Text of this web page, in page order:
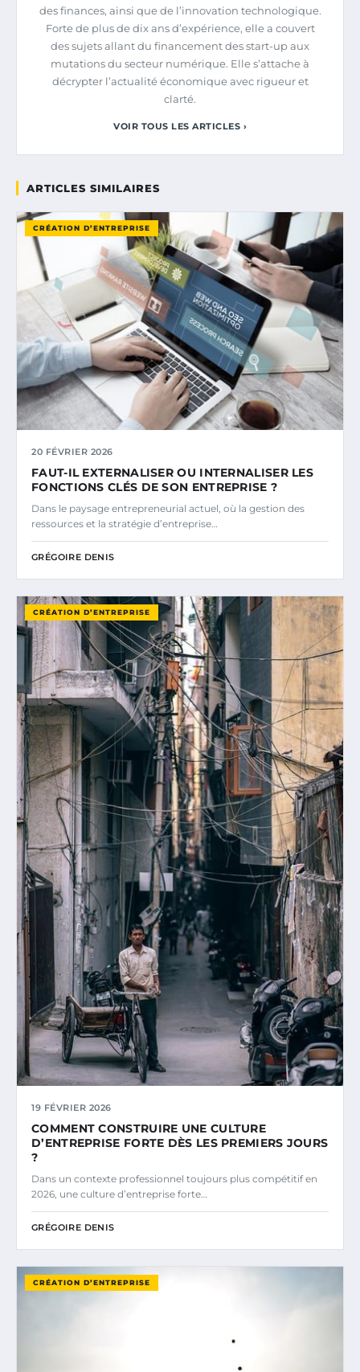
des finances, ainsi que de l’innovation technologique.
Forte de plus de dix ans d’expérience, elle a couvert
des sujets allant du financement des start-up aux
mutations du secteur numérique. Elle s’attache à
décrypter l’actualité économique avec rigueur et
clarté.
VOIR TOUS LES ARTICLES ›
ARTICLES SIMILAIRES
CRÉATION D’ENTREPRISE
20 FÉVRIER 2026
FAUT-IL EXTERNALISER OU INTERNALISER LES
FONCTIONS CLÉS DE SON ENTREPRISE ?
Dans le paysage entrepreneurial actuel, où la gestion des
ressources et la stratégie d’entreprise…
GRÉGOIRE DENIS
CRÉATION D’ENTREPRISE
19 FÉVRIER 2026
COMMENT CONSTRUIRE UNE CULTURE
D’ENTREPRISE FORTE DÈS LES PREMIERS JOURS
?
Dans un contexte professionnel toujours plus compétitif en
2026, une culture d’entreprise forte…
GRÉGOIRE DENIS
CRÉATION D’ENTREPRISE